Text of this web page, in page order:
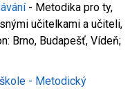
- Metodika pro ty,
učitelkami a učiteli,
Brno, Budapešť, Vídeň;
- Metodický